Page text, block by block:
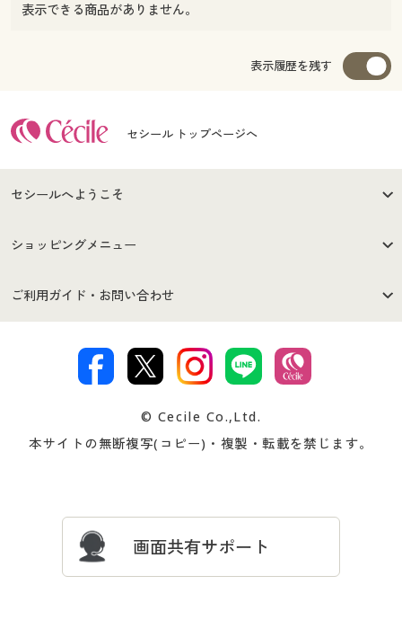
表示できる商品がありません。
表示履歴を残す
セシール トップページへ
セシールへようこそ
はじめての方へ
セシールご利用規約
著作権・商標について 会社案内
ショッピングメニュー
商品カテゴリ
プレゼント＆キャンペーン サイトマップ
ご利用ガイド・お問い合わせ
交換・返品は お支払は
ついて
忘れの場合
© Cecile Co.,Ltd.
本サイトの無断複写(コピー)・複製・転載を禁じます。
画面共有サポート